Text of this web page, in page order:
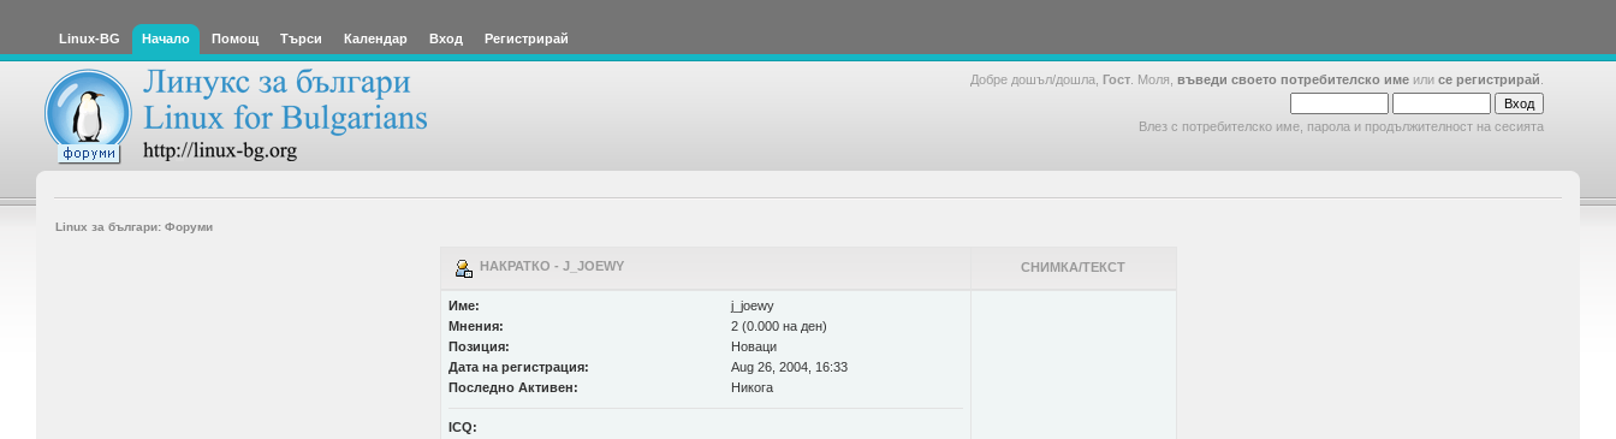
Linux-BG Начало Помощ Търси Календар Вход Регистрирай
Добре дошъл/дошла, Гост . Моля, въведи своето потребителско име или се регистрирай
Влез с потребителско име, парола и продължителност на сесията
Linux за българи: Форуми
НАКРАТКО - J_JOEWY СНИМКА/ТЕКСТ
Име:
j_joewy
Мнения:
2 (0.000 на ден)
Позиция:
Новаци
Дата на регистрация:
Aug 26, 2004, 16:33
Последно Активен:
Никога
ICQ: